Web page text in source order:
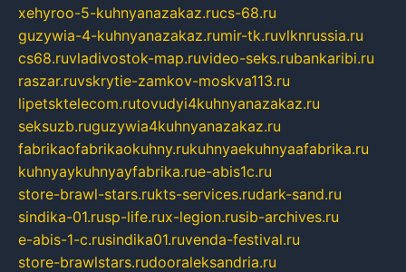
xehyroo-5-kuhnyanazakaz.rucs-68.ru
guzywia-4-kuhnyanazakaz.rumir-tk.ruvlknrussia.ru
cs68.ruvladivostok-map.ruvideo-seks.rubankaribi.ru
raszar.ruvskrytie-zamkov-moskva113.ru
lipetsktelecom.rutovudyi4kuhnyanazakaz.ru
seksuzb.ruguzywia4kuhnyanazakaz.ru
fabrikaofabrikaokuhny.rukuhnyaekuhnyaafabrika.ru
kuhnyaykuhnyayfabrika.rue-abis1c.ru
store-brawl-stars.rukts-services.rudark-sand.ru
sindika-01.rusp-life.rux-legion.rusib-archives.ru
e-abis-1-c.rusindika01.ruvenda-festival.ru
store-brawlstars.rudooraleksandria.ru